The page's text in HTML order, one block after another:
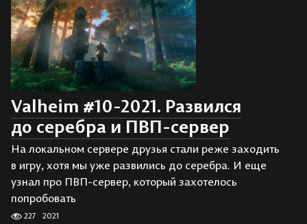
Valheim #10-2021. Развился
до серебра и ПВП-сервер
На локальном сервере друзья стали реже заходить
в игру, хотя мы уже развились до серебра. И еще
узнал про ПВП-сервер, который захотелось
попробовать
227 2021